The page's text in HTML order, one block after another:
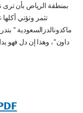
بمنطقة الرياض بأن ترى
تثمر وتؤتي
داون"، وهذا إن دل فهو